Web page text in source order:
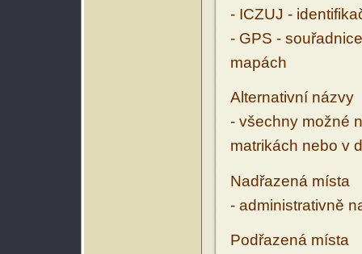
- ICZUJ -
- GPS -
mapách
Alternativní názvy
- všechny možné
matrikách nebo v
Nadřazená místa
- administrativně
Podřazená místa